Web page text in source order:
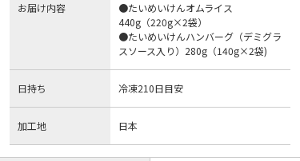
お届け内容
●たいめいけんオムライス
440g（220g×2袋）
●たいめいけんハンバーグ（デミグラ
スソース入り）280g（140g×2袋)
日持ち 冷凍210日目安
加工地 日本